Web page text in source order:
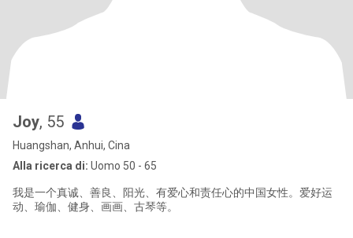
Joy, 55
Huangshan, Anhui, Cina
Alla ricerca di: Uomo 50 - 65
我是一个真诚、善良、阳光、有爱心和责任心的中国女性。爱好运
动、瑜伽、健身、画画、古琴等。